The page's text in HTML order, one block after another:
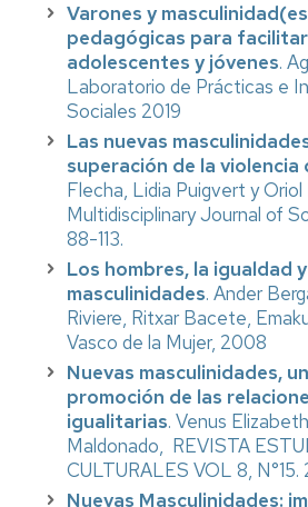
Varones y
pedagógicas para
adolescentes y jóvenes.
Laboratorio de Prácticas e
Sociales 2019
Las nuevas
superación de la violencia
Flecha, Lidia Puigvert y
Multidisciplinary Journal of
88-113.
Los hombres, la igualdad
masculinidades. Ander
Riviere, Ritxar Bacete,
Vasco de la Mujer, 2008
Nuevas masculinidades,
promoción de las
igualitarias. Venus
Maldonado, REVISTA
CULTURALES VOL 8, N°15.
Nuevas Masculinidades: